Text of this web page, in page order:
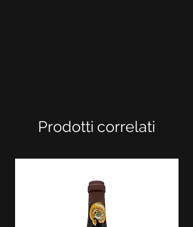
Prodotti correlati